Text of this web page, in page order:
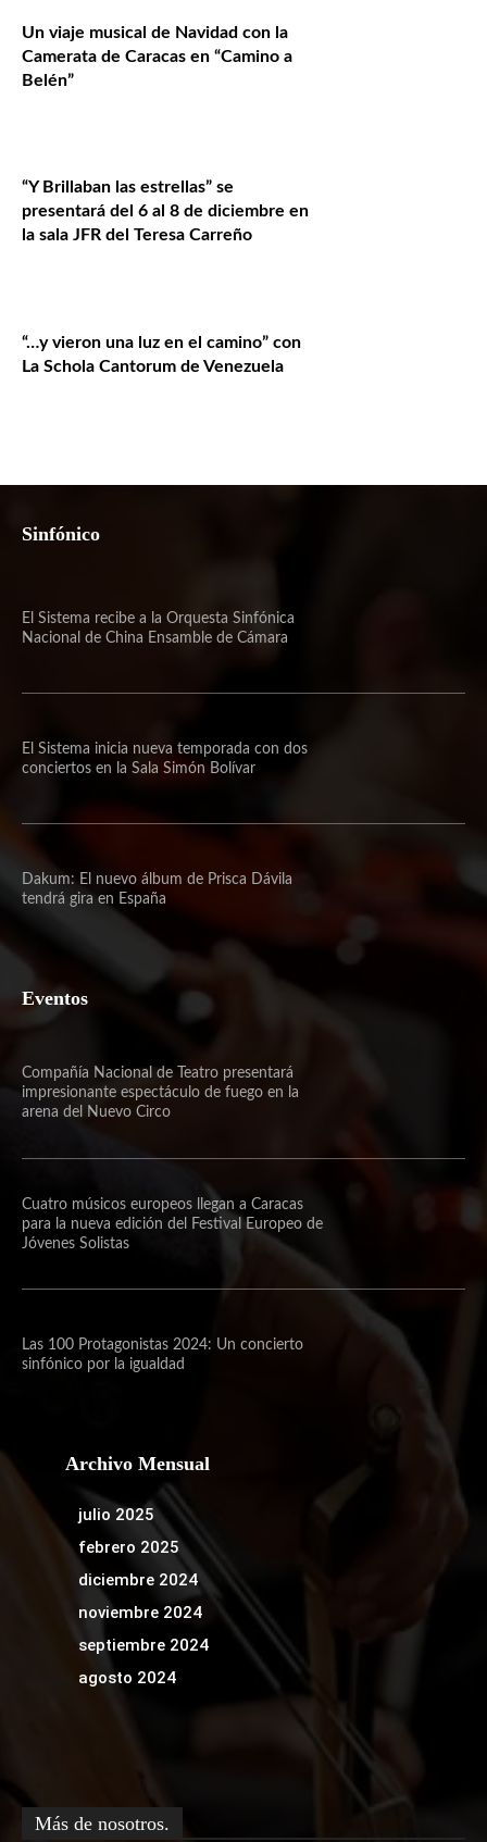
Un viaje musical de Navidad con la
Camerata de Caracas en “Camino a
Belén”
“Y Brillaban las estrellas” se
presentará del 6 al 8 de diciembre en
la sala JFR del Teresa Carreño
“…y vieron una luz en el camino” con
La Schola Cantorum de Venezuela
Sinfónico
El Sistema recibe a la Orquesta Sinfónica
Nacional de China Ensamble de Cámara
El Sistema inicia nueva temporada con dos
conciertos en la Sala Simón Bolívar
Dakum: El nuevo álbum de Prisca Dávila
tendrá gira en España
Eventos
Compañía Nacional de Teatro presentará
impresionante espectáculo de fuego en la
arena del Nuevo Circo
Cuatro músicos europeos llegan a Caracas
para la nueva edición del Festival Europeo de
Jóvenes Solistas
Las 100 Protagonistas 2024: Un concierto
sinfónico por la igualdad
Archivo Mensual
julio 2025
febrero 2025
diciembre 2024
noviembre 2024
septiembre 2024
agosto 2024
Más de nosotros.